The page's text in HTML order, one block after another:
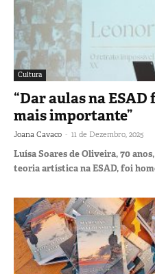
Cultura
“Dar aulas na
mais importante”
Joana Cavaco - 11 de Dezembro, 2025
Luísa Soares de Oliveira, 70
teoria artística na ESAD, foi